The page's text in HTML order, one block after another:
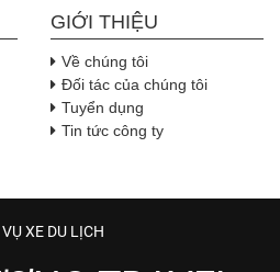
GIỚI THIỆU
Về chúng tôi
Đối tác của chúng tôi
Tuyển dụng
Tin tức công ty
XE DU LỊCH